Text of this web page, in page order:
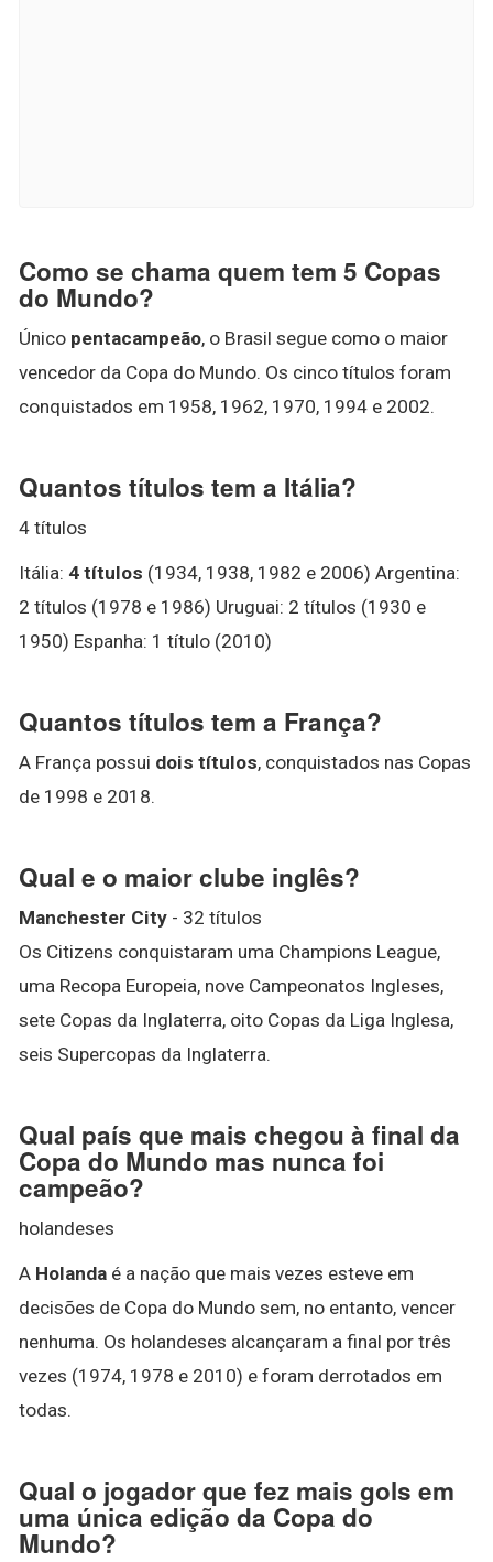
Como se chama quem tem 5 Copas
do Mundo?
Único pentacampeão, o Brasil segue como o maior
vencedor da Copa do Mundo. Os cinco títulos foram
conquistados em 1958, 1962, 1970, 1994 e 2002.
Quantos títulos tem a Itália?
4 títulos
Itália: 4 títulos (1934, 1938, 1982 e 2006) Argentina:
2 títulos (1978 e 1986) Uruguai: 2 títulos (1930 e
1950) Espanha: 1 título (2010)
Quantos títulos tem a França?
A França possui dois títulos, conquistados nas Copas
de 1998 e 2018.
Qual e o maior clube inglês?
Manchester City - 32 títulos
Os Citizens conquistaram uma Champions League,
uma Recopa Europeia, nove Campeonatos Ingleses,
sete Copas da Inglaterra, oito Copas da Liga Inglesa,
seis Supercopas da Inglaterra.
Qual país que mais chegou à final da
Copa do Mundo mas nunca foi
campeão?
holandeses
A Holanda é a nação que mais vezes esteve em
decisões de Copa do Mundo sem, no entanto, vencer
nenhuma. Os holandeses alcançaram a final por três
vezes (1974, 1978 e 2010) e foram derrotados em
todas.
Qual o jogador que fez mais gols em
uma única edição da Copa do
Mundo?